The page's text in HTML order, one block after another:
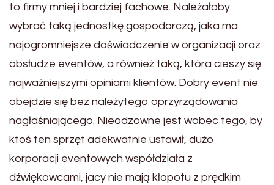
to firmy mniej i bardziej fachowe. Należałoby
wybrać taką jednostkę gospodarczą, jaka ma
najogromniejsze doświadczenie w organizacji oraz
obsłudze eventów, a również taką, która cieszy się
najważniejszymi opiniami klientów. Dobry event nie
obejdzie się bez należytego oprzyrządowania
nagłaśniającego. Nieodzowne jest wobec tego, by
ktoś ten sprzęt adekwatnie ustawił, dużo
korporacji eventowych współdziała z
dźwiękowcami, jacy nie mają kłopotu z prędkim